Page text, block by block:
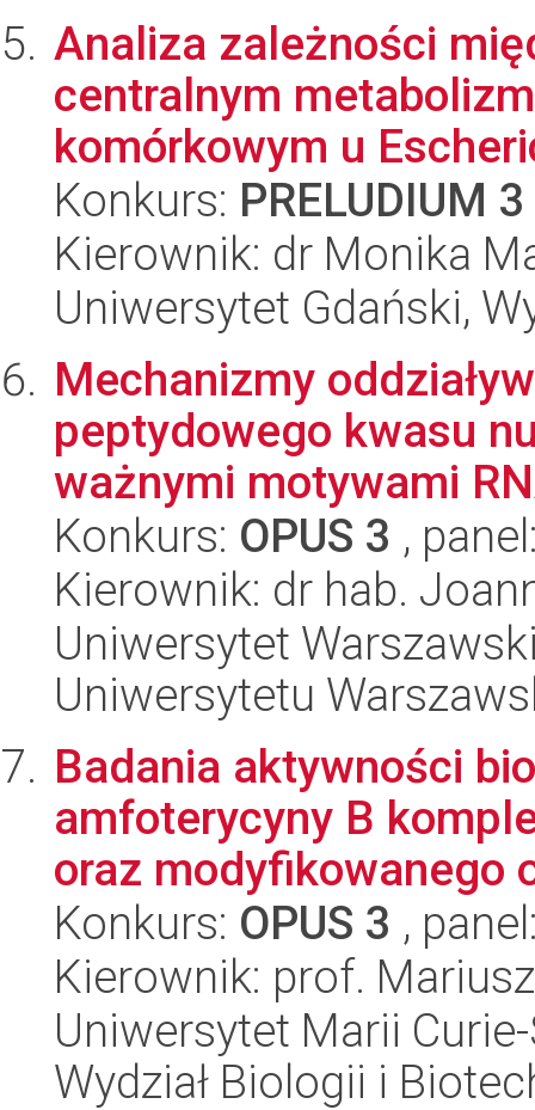
Analiza zależności
centralnym
komórkowym u
Konkurs: PRELUDIUM 3
Kierownik: dr Monika
Uniwersytet Gdański,
Mechanizmy
peptydowego kwasu
ważnymi motywami
Konkurs: OPUS 3 ,
Kierownik: dr hab.
Uniwersytet
Uniwersytetu
Badania aktywności
amfoterycyny B
oraz modyfikowanego
Konkurs: OPUS 3 ,
Kierownik: prof.
Uniwersytet Marii
Wydział Biologii i